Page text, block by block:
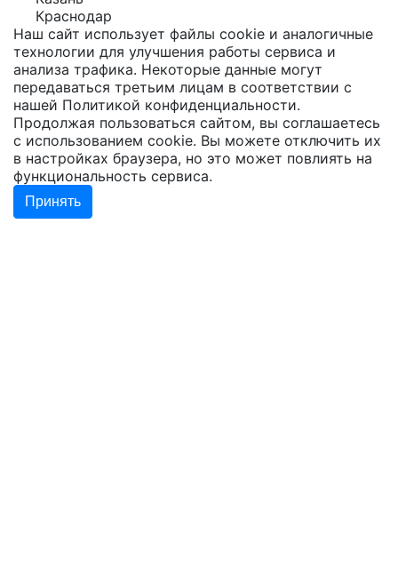
Краснодар
Наш сайт использует файлы cookie и аналогичные
технологии для улучшения работы сервиса и
анализа трафика. Некоторые данные могут
передаваться третьим лицам в соответствии с
нашей Политикой конфиденциальности.
Продолжая пользоваться сайтом, вы соглашаетесь
с использованием cookie. Вы можете отключить их
в настройках браузера, но это может повлиять на
функциональность сервиса.
Принять